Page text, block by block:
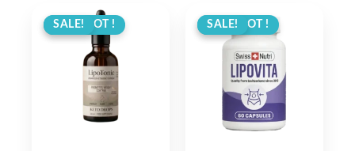
ANGEBOT !
SALE! ANGEBOT !
SALE!